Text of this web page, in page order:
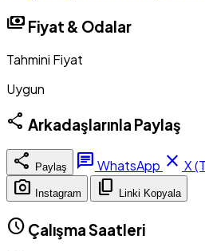
payments Fiyat & Odalar
Tahmini Fiyat
Uygun
share Arkadaşlarınla Paylaş
share Paylaş chat WhatsApp close X
photo_camera Instagram content_copy Linki Kopyala
schedule Çalışma Saatleri